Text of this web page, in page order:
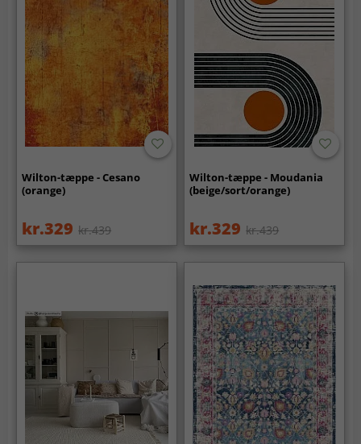
Wilton-tæppe - Cesano
(orange)
kr.329 kr.439
Wilton-tæppe - Moudania
(beige/sort/orange)
kr.329 kr.439